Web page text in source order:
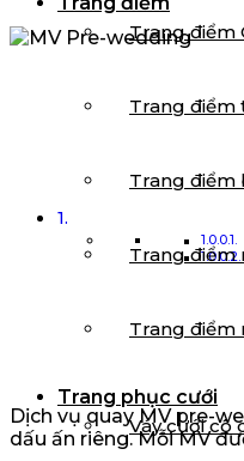
Trang điểm
Trang điểm
Trang điểm
Trang điểm
Trang điểm
Trang phục cưới
Váy cưới cô
Dịch vụ quay MV pre-
dấu ấn riêng. Mỗi MV